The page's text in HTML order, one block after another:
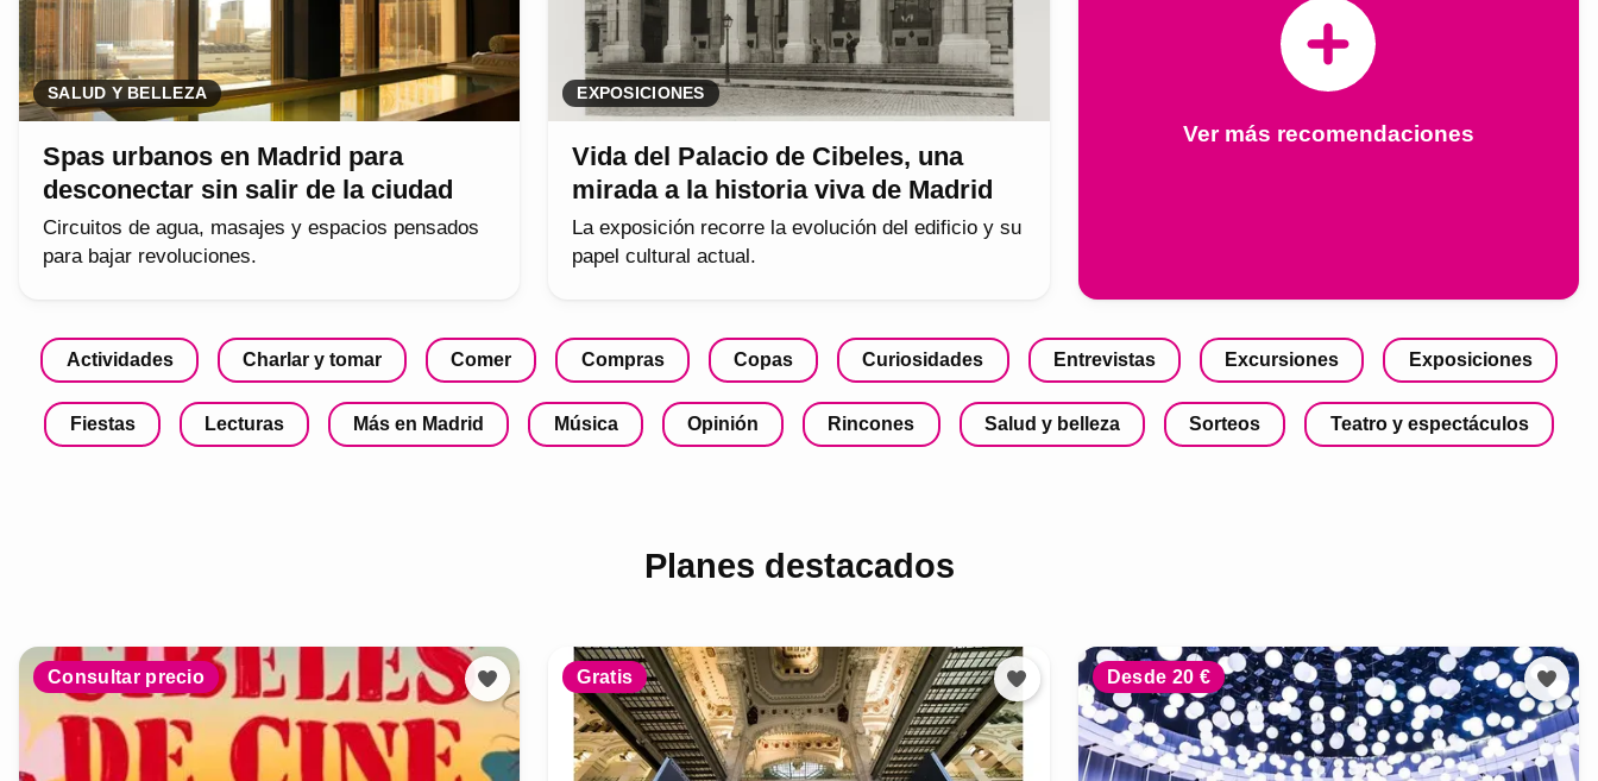
SALUD Y BELLEZA
Spas urbanos en Madrid para
desconectar sin salir de la ciudad
Circuitos de agua, masajes y espacios pensados
para bajar revoluciones.
EXPOSICIONES
Vida del Palacio de Cibeles, una
mirada a la historia viva de Madrid
La exposición recorre la evolución del edificio y su
papel cultural actual.
Ver más recomendaciones
Actividades Charlar y tomar Comer Compras Copas Curiosidades Entrevistas Excursiones Exposiciones
Fiestas Lecturas Más en Madrid Música Opinión Rincones Salud y belleza Sorteos Teatro y espectáculos
Planes destacados
Consultar precio Gratis Desde 20 €